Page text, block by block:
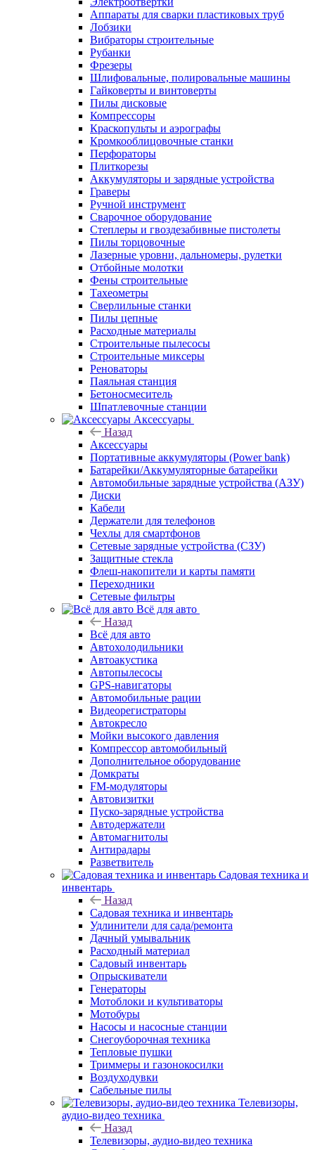
Аппараты для сварки пластиковых труб
Лобзики
Вибраторы строительные
Рубанки
Фрезеры
Шлифовальные, полировальные машины
Гайковерты и винтоверты
Пилы дисковые
Компрессоры
Краскопульты и аэрографы
Кромкооблицовочные станки
Перфораторы
Плиткорезы
Аккумуляторы и зарядные устройства
Граверы
Ручной инструмент
Сварочное оборудование
Степлеры и гвоздезабивные пистолеты
Пилы торцовочные
Лазерные уровни, дальномеры, рулетки
Отбойные молотки
Фены строительные
Тахеометры
Сверлильные станки
Пилы цепные
Расходные материалы
Строительные пылесосы
Строительные миксеры
Реноваторы
Паяльная станция
Бетоносмеситель
Шпатлевочные станции
Аксессуары
Назад
Аксессуары
Портативные аккумуляторы (Power bank)
Батарейки/Аккумуляторные батарейки
Автомобильные зарядные устройства (АЗУ)
Диски
Кабели
Держатели для телефонов
Чехлы для смартфонов
Сетевые зарядные устройства (СЗУ)
Защитные стекла
Флеш-накопители и карты памяти
Переходники
Сетевые фильтры
Всё для авто
Назад
Всё для авто
Автохолодильники
Автоакустика
Автопылесосы
GPS-навигаторы
Автомобильные рации
Видеорегистраторы
Автокресло
Мойки высокого давления
Компрессор автомобильный
Дополнительное оборудование
Домкраты
FM-модуляторы
Автовизитки
Пуско-зарядные устройства
Автодержатели
Автомагнитолы
Антирадары
Разветвитель
Садовая техника и
инвентарь
Назад
Садовая техника и инвентарь
Удлинители для сада/ремонта
Дачный умывальник
Расходный материал
Садовый инвентарь
Опрыскиватели
Генераторы
Мотоблоки и культиваторы
Мотобуры
Насосы и насосные станции
Снегоуборочная техника
Тепловые пушки
Триммеры и газонокосилки
Воздуходувки
Сабельные пилы
Телевизоры,
аудио-видео техника
Назад
Телевизоры, аудио-видео техника